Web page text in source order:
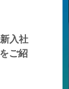
入社
ご紹